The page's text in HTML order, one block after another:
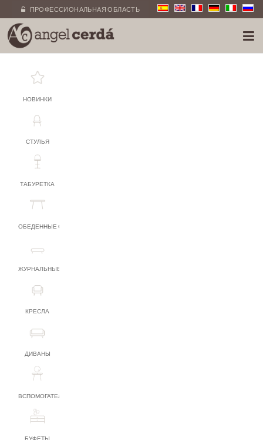
ПРОФЕССИОНАЛЬНАЯ ОБЛАСТЬ
НОВИНКИ
СТУЛЬЯ
ТАБУРЕТКА
ОБЕДЕННЫЕ СТОЛЫ
ЖУРНАЛЬНЫЕ СТОЛИКИ
КРЕСЛА
ДИВАНЫ
ВСПОМОГАТЕЛЬНАЯ МЕБЕЛЬ
БУФЕТЫ